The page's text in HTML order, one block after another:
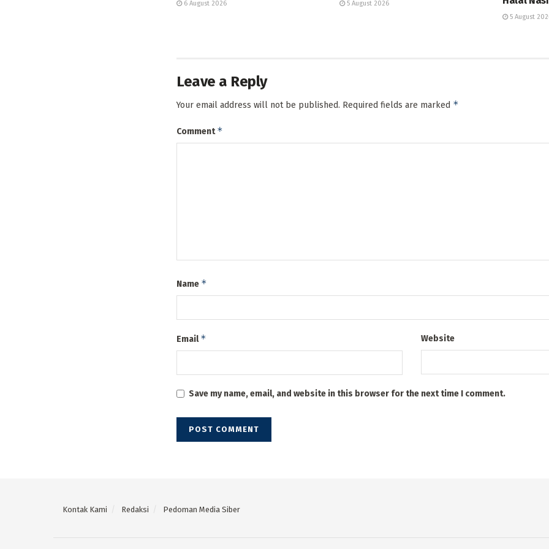
6 August 2026 5 August 2026
5 August
Leave a Reply
Your email address will not be published. Required fields are marked *
Comment*
Name *
Email* Website
Save my name, email, and website in this browser for the next time I comment.
Kontak Kami Redaksi Pedoman Media Siber